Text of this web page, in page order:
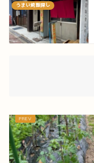
うまい焼飯探し